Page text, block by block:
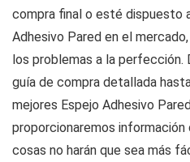
compra final o esté dispuesto
Adhesivo Pared en el
los problemas a la perfección.
guía de compra detallada
mejores Espejo Adhesivo
proporcionaremos
cosas no harán que sea más